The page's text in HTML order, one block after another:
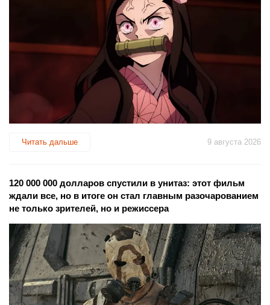
Читать дальше 9 августа 2026
120 000 000 долларов спустили в унитаз: этот фильм
ждали все, но в итоге он стал главным разочарованием
не только зрителей, но и режиссера